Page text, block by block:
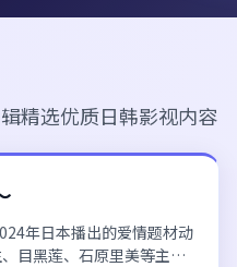
精选优质日韩影视内容
23分钟/集
年日本播出的爱情题材动
目黑莲、石原里美等主